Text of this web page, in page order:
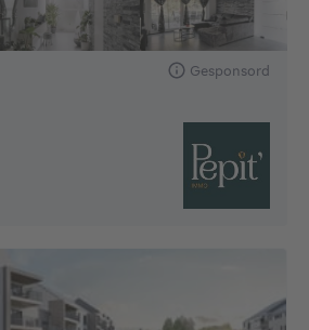
Gesponsord